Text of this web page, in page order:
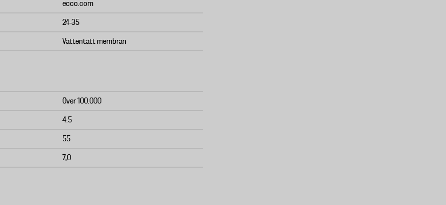
ecco.com
24-35
Vattentätt membran
Över 100.000
4.5
55
7,0